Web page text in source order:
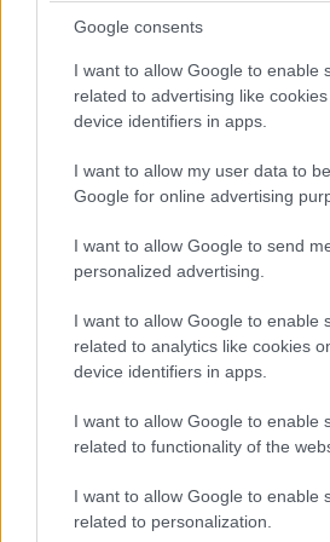
Google consents
I want to allow Google to enable
related to advertising like
device identifiers in apps.
I want to allow my user data to
Google for online advertising
I want to allow Google to send
personalized advertising.
I want to allow Google to enable
related to analytics like cookies
device identifiers in apps.
I want to allow Google to enable
related to functionality of the
I want to allow Google to enable
related to personalization.
Α1 ΓΥΝΑΙΚΩΝ
01/08/2026
Επένδυση στα άκρα του ΠΑΟΚ
Άντερσον
ανακοίνωσε ο ΠΑΟΚ, με την
για την αγωνιστική περίοδο 2026-